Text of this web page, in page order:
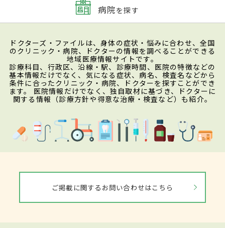
病院を探す
ドクターズ・ファイルは、身体の症状・悩みに合わせ、全国
のクリニック・病院、ドクターの情報を調べることができる
地域医療情報サイトです。
診療科目、行政区、沿線・駅、診療時間、医院の特徴などの
基本情報だけでなく、気になる症状、病名、検査名などから
条件に合ったクリニック・病院、ドクターを探すことができ
ます。 医院情報だけでなく、独自取材に基づき、ドクターに
関する情報（診療方針や得意な治療・検査など）も紹介。
ご掲載に関するお問い合わせはこちら